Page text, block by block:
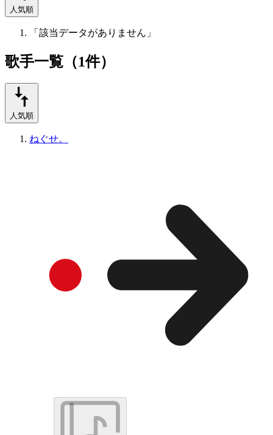
人気順
「該当データがありません」
歌手一覧（1件）
人気順
ねぐせ。